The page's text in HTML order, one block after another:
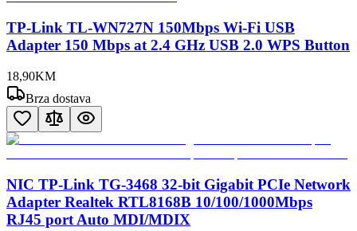
TP-Link TL-WN727N 150Mbps Wi-Fi USB
Adapter 150 Mbps at 2.4 GHz USB 2.0 WPS Button
18,90KM
Brza dostava
NIC TP-Link TG-3468 32-bit Gigabit PCIe Network
Adapter Realtek RTL8168B 10/100/1000Mbps
RJ45 port Auto MDI/MDIX